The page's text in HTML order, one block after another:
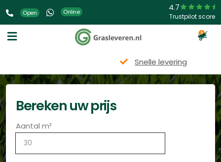
Open Online 4.7
Trustpilot score
3
Snelle levering
Bereken uw prijs
Aantal m²